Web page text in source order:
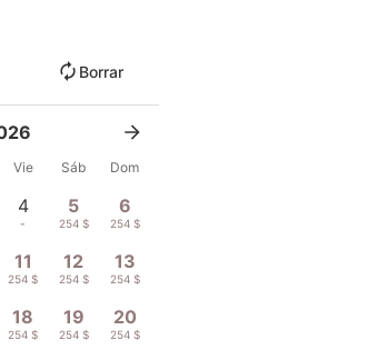
Borrar
Vie Sáb Dom
4
-
5
254 $
6
254 $
11
254 $
12
254 $
13
254 $
18
254 $
19
254 $
20
254 $